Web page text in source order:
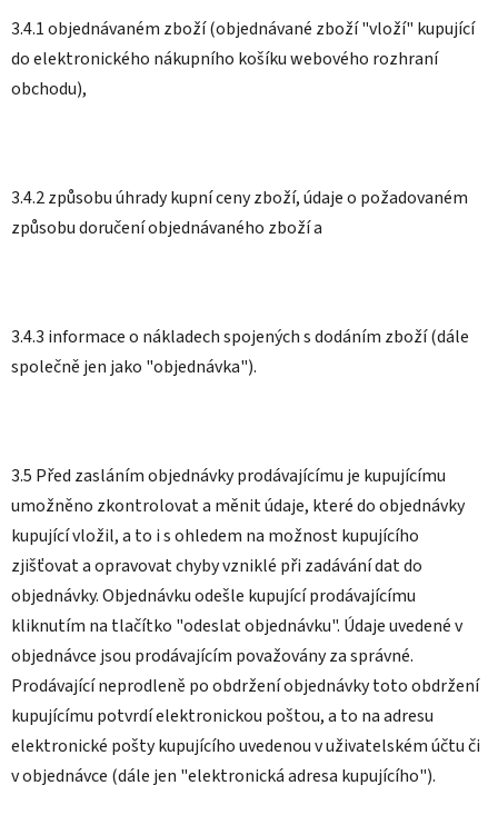
3.4.1 objednávaném zboží (objednávané zboží "vloží" kupující
do elektronického nákupního košíku webového rozhraní
obchodu),
3.4.2 způsobu úhrady kupní ceny zboží, údaje o požadovaném
způsobu doručení objednávaného zboží a
3.4.3 informace o nákladech spojených s dodáním zboží (dále
společně jen jako "objednávka").
3.5 Před zasláním objednávky prodávajícímu je kupujícímu
umožněno zkontrolovat a měnit údaje, které do objednávky
kupující vložil, a to i s ohledem na možnost kupujícího
zjišťovat a opravovat chyby vzniklé při zadávání dat do
objednávky. Objednávku odešle kupující prodávajícímu
kliknutím na tlačítko "odeslat objednávku". Údaje uvedené v
objednávce jsou prodávajícím považovány za správné.
Prodávající neprodleně po obdržení objednávky toto obdržení
kupujícímu potvrdí elektronickou poštou, a to na adresu
elektronické pošty kupujícího uvedenou v uživatelském účtu či
v objednávce (dále jen "elektronická adresa kupujícího").